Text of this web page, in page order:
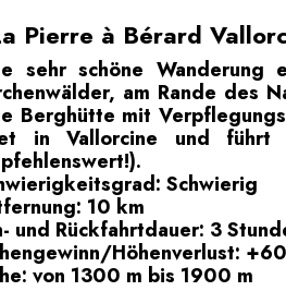
Pierre à Bérard
sehr schöne
am Rande des
Berghütte mit
in Vallorcine und
Schwierig
10 km
und Rückfahrtdauer: 3
Höhenverlust:
von 1300 m bis 1900 m